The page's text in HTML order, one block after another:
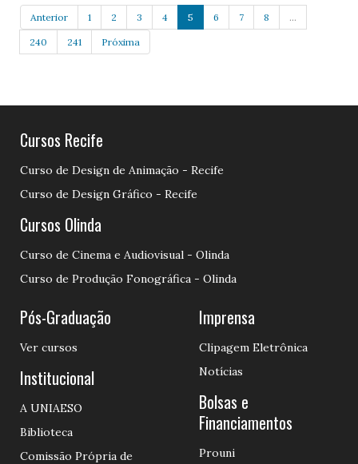
Anterior 1 2 3 4 5 6 7 8 ...
240 241 Próxima
Cursos Recife
Curso de Design de Animação - Recife
Curso de Design Gráfico - Recife
Cursos Olinda
Curso de Cinema e Audiovisual - Olinda
Curso de Produção Fonográfica - Olinda
Pós-Graduação
Ver cursos
Institucional
A UNIAESO
Biblioteca
Comissão Própria de
Imprensa
Clipagem Eletrônica
Notícias
Bolsas e
Financiamentos
Prouni